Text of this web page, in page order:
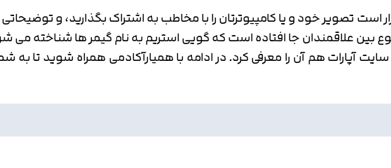
است تصویر خود و یا کامپیوترتان را با مخاطب به اشتراک بگذارید، و
بین علاقمندان جا افتاده است که گویی استریم به نام گیمر ها شناخته